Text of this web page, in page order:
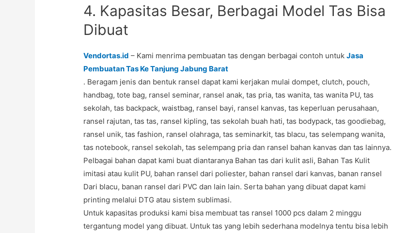
4. Kapasitas Besar, Berbagai Model Tas Bisa
Dibuat
Vendortas.id – Kami menrima pembuatan tas dengan berbagai contoh untukJasa
Pembuatan Tas Ke Tanjung Jabung Barat
. Beragam jenis dan bentuk ransel dapat kami kerjakan mulai dompet, clutch, pouch,
handbag, tote bag, ransel seminar, ransel anak, tas pria, tas wanita, tas wanita PU, tas
sekolah, tas backpack, waistbag, ransel bayi, ransel kanvas, tas keperluan perusahaan,
ransel rajutan, tas tas, ransel kipling, tas sekolah buah hati, tas bodypack, tas goodiebag,
ransel unik, tas fashion, ransel olahraga, tas seminarkit, tas blacu, tas selempang wanita,
tas notebook, ransel sekolah, tas selempang pria dan ransel bahan kanvas dan tas lainnya.
Pelbagai bahan dapat kami buat diantaranya Bahan tas dari kulit asli, Bahan Tas Kulit
imitasi atau kulit PU, bahan ransel dari poliester, bahan ransel dari kanvas, banan ransel
Dari blacu, banan ransel dari PVC dan lain lain. Serta bahan yang dibuat dapat kami
printing melalui DTG atau sistem sublimasi.
Untuk kapasitas produksi kami bisa membuat tas ransel 1000 pcs dalam 2 minggu
tergantung model yang dibuat. Untuk tas yang lebih sederhana modelnya tentu bisa lebih